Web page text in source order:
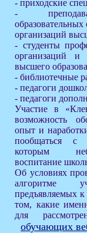
- приходские
-
организаций
- студенты
организаций и
высшего
- библиотечные
- педагоги
- педагоги
Участие в
возможность
опыт и
пообщаться с
которым
воспитание
Об условиях
алгоритме
предъявляемых
том, какие
для
обучающих